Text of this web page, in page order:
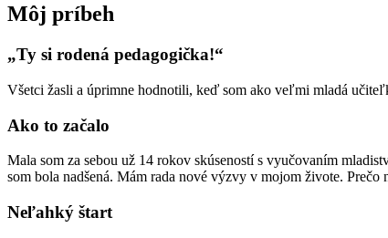
Môj príbeh
Ty si rodená pedagogička!
Všetci žasli a úprimne hodnotili, keď som ako veľmi mladá
Ako to začalo
Mala som za sebou už 14 rokov skúseností s vyučovaním
som bola nadšená. Mám rada nové výzvy v mojom živote.
Neľahký štart